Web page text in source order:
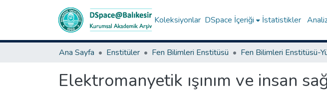
Koleksiyonlar DSpace İçeriği İstatistikler
Ana Sayfa Enstitüler Fen Bilimleri Enstitüsü
Elektromanyetik ışınım ve insan